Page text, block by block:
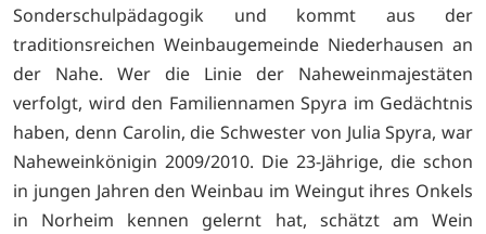
Sonderschulpädagogik und kommt aus der
traditionsreichen Weinbaugemeinde Niederhausen an
der Nahe. Wer die Linie der Naheweinmajestäten
verfolgt, wird den Familiennamen Spyra im Gedächtnis
haben, denn Carolin, die Schwester von Julia Spyra, war
Naheweinkönigin 2009/2010. Die 23-Jährige, die schon
in jungen Jahren den Weinbau im Weingut ihres Onkels
in Norheim kennen gelernt hat, schätzt am Wein